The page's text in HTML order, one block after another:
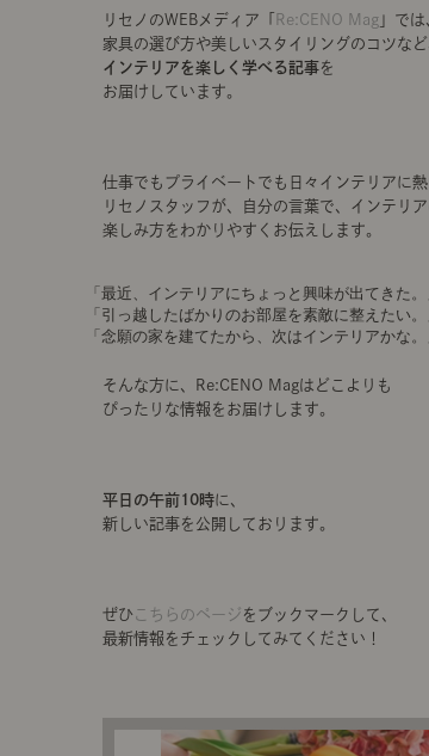
リセノのWEBメディア「 Re:CENO Mag 」では
家具の選び方や美しいスタイリングのコツなど
インテリアを楽しく学べる記事を
お届けしています。
仕事でもプライベートでも日々インテリアに熱
リセノスタッフが、自分の言葉で、インテリ
楽しみ方をわかりやすくお伝えします。
「最近、インテリアにちょっと興味が出てきた。
「引っ越したばかりのお部屋を素敵に整えたい。
「念願の家を建てたから、次はインテリアかな。
そんな方に、Re:CENO Magはどこよりも
ぴったりな情報をお届けします。
平日の午前10時に、
新しい記事を公開しております。
ぜひ こちらのページ をブックマークして、
最新情報をチェックしてみてください！